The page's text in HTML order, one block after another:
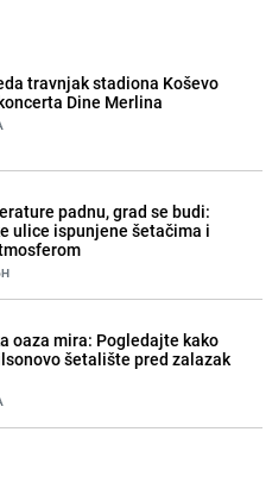
travnjak stadiona Koševo
Dine Merlina
padnu, grad se budi:
ulice ispunjene šetačima i
oaza mira: Pogledajte kako
šetalište pred zalazak